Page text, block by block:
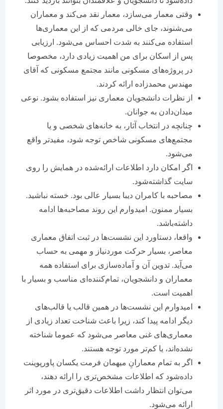
وقتی معمار می‌سازد، معمار نقد می‌کند و معماران
می‌شنوند، جای خالی مردمی که از این معماری‌ها
استفاده می‌کنند به شدت احساس می‌شود. ارزیابی
پس از اسکان برای من اهمیت زیادی دارد، مخصوصا
در پروژه‌های مسکونی مانند مجتمع مسکونی که آقای
مهندس محمدزاده ارائه کردند.
از نظرات دانشجویان معماری نیز استفاده بشود. نوعی
میدان‌دادن به جوانان.
چنانچه در انتخاب آثار، به خانه‌های شخصی و یا
مجتمع‌های مسکونی شاخص توجه شود، مفیدتر واقع
می‌شود.
اگر امکان دارد اطلاعات ارائه‌شده در همایش را روی
سایت گذاشته‌شود.
مصاحبه با کامران دیبا بسیار عالی بود. خسته نباشید.
بسیار ممنون. امیدوارم این روند مصاحبه‌ها ادامه
داشته‌باشد.
واقعا، دستاورد این نشست‌ها در ثبت اتفاق معماری
معاصر، بسیار حرکت موردنیاز و مهمی به حساب
می‌آید. تدوین آن و آماده‌سازی برای استفاده همه
معماران و دانشجویان، تمام‌کننده‌ای مناسب و بسیار با
اهمیت است.
امیدوارم این نشست‌ها در همین قالب یا قالب‌های
دیگر ادامه پیدا کند، زیرا باعث شناخت تعداد زیادی از
معماری‌های غنی معاصر می‌شود که عموما شناخته
نشده‌اند، یا کم‌تر مورد توجه هستند.
اگر به تمام معمارانِ میهمان فرمت یکسان پاورپوینت
داده‌شود که اطلاعات مشخص‌تری را ارائه دهند،
می‌توان انتظار داشت اطلاعات دقیق‌تری در مورد اثر
ارائه می‌شود.